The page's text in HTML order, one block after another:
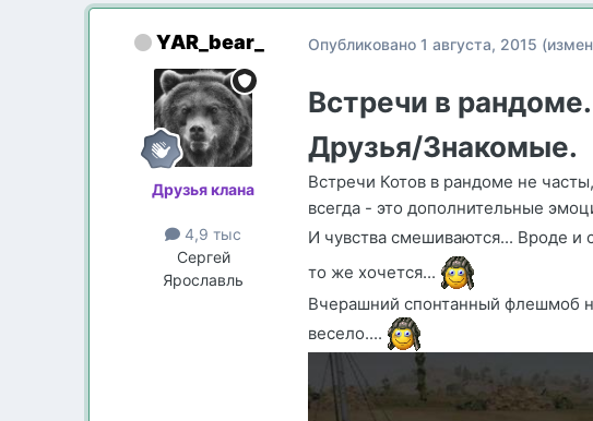
YAR_bear_
Друзья клана
4,9 тыс
Сергей
Ярославль
Опубликовано1 августа, 2015
Встречи в
Друзья/Знакомые.
Встречи Котов в рандоме не
всегда - это дополнительные
И чувства смешиваются... Вроде и
то же хочется...
Вчерашний спонтанный флешмоб
весело....